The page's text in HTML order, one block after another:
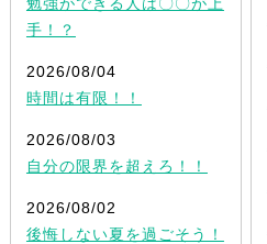
手！？
2026/08/04
時間は有限！！
2026/08/03
自分の限界を超えろ！！
2026/08/02
後悔しない夏を過ごそう！